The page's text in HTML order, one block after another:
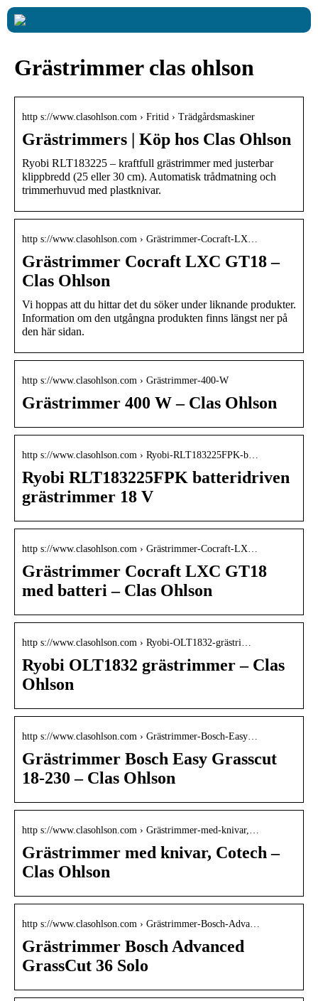
Grästrimmer clas ohlson
http s://www.clasohlson.com › Fritid › Trädgårdsmaskiner
Grästrimmers | Köp hos Clas Ohlson
Ryobi RLT183225 – kraftfull grästrimmer med justerbar
klippbredd (25 eller 30 cm). Automatisk trådmatning och
trimmerhuvud med plastknivar.
http s://www.clasohlson.com › Grästrimmer-Cocraft-LX…
Grästrimmer Cocraft LXC GT18 –
Clas Ohlson
Vi hoppas att du hittar det du söker under liknande produkter.
Information om den utgångna produkten finns längst ner på
den här sidan.
http s://www.clasohlson.com › Grästrimmer-400-W
Grästrimmer 400 W – Clas Ohlson
http s://www.clasohlson.com › Ryobi-RLT183225FPK-b…
Ryobi RLT183225FPK batteridriven
grästrimmer 18 V
http s://www.clasohlson.com › Grästrimmer-Cocraft-LX…
Grästrimmer Cocraft LXC GT18
med batteri – Clas Ohlson
http s://www.clasohlson.com › Ryobi-OLT1832-grästri…
Ryobi OLT1832 grästrimmer – Clas
Ohlson
http s://www.clasohlson.com › Grästrimmer-Bosch-Easy…
Grästrimmer Bosch Easy Grasscut
18-230 – Clas Ohlson
http s://www.clasohlson.com › Grästrimmer-med-knivar,…
Grästrimmer med knivar, Cotech –
Clas Ohlson
http s://www.clasohlson.com › Grästrimmer-Bosch-Adva…
Grästrimmer Bosch Advanced
GrassCut 36 Solo